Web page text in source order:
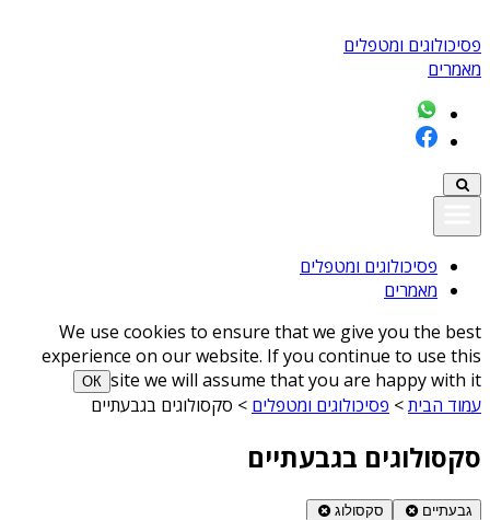
פסיכולוגים ומטפלים
מאמרים
פסיכולוגים ומטפלים
מאמרים
We use cookies to ensure that we give you the best
experience on our website. If you continue to use this
site we will assume that you are happy with it
ОК
עמוד הבית> פסיכולוגים ומטפלים > סקסולוגים בגבעתיים
סקסולוגים בגבעתיים
גבעתיים סקסולוג